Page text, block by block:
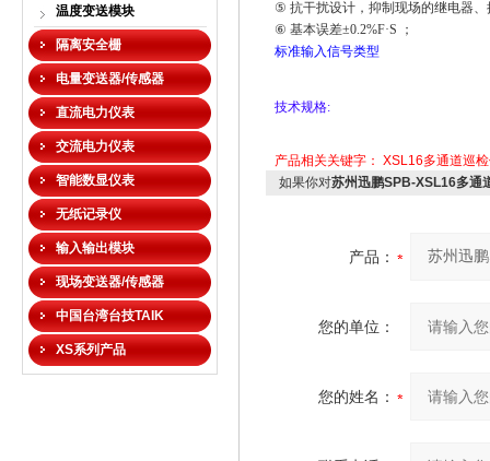
温度变送模块
隔离安全栅
电量变送器/传感器
直流电力仪表
交流电力仪表
智能数显仪表
无纸记录仪
输入输出模块
现场变送器/传感器
中国台湾台技TAIK
XS系列产品
⑤ 抗干扰设计，抑制现场的继电器
⑥ 基本误差±0.2%F·S
；
标准输入信号类型
技术规格:
产品相关关键字： XSL16多通道巡
如果你对苏州迅鹏SPB-XSL16多通
产品：
您的单位：
您的姓名：